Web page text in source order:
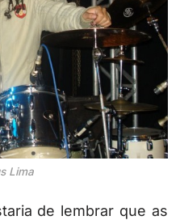
Lima
de lembrar que as